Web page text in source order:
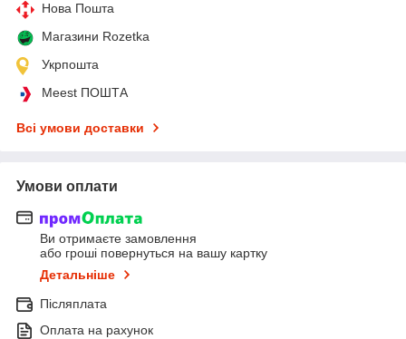
Нова Пошта
Магазини Rozetka
Укрпошта
Meest ПОШТА
Всі умови доставки
Умови оплати
Ви отримаєте замовлення
або гроші повернуться на вашу картку
Детальніше
Післяплата
Оплата на рахунок